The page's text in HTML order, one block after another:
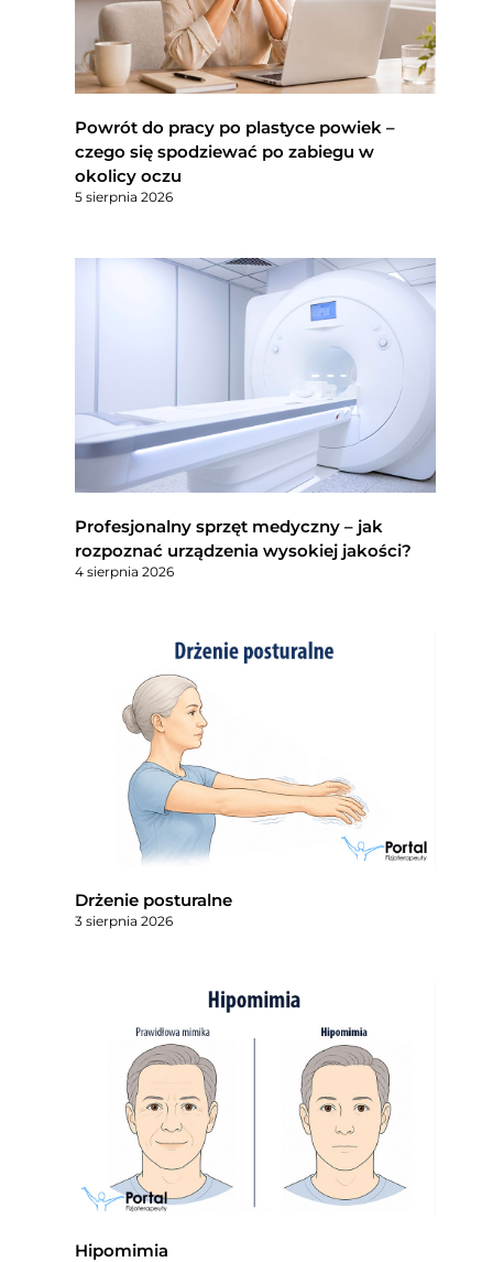
Powrót do pracy po plastyce powiek –
czego się spodziewać po zabiegu w
okolicy oczu
5 sierpnia 2026
Profesjonalny sprzęt medyczny – jak
rozpoznać urządzenia wysokiej jakości?
4 sierpnia 2026
Drżenie posturalne
3 sierpnia 2026
Hipomimia